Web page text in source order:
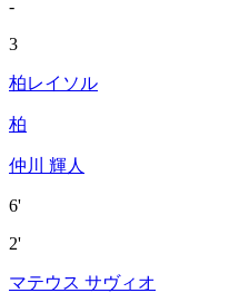
-
3
柏レイソル
柏
仲川 輝人
6'
2'
マテウス サヴィオ